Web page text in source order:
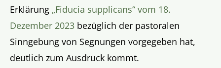
Erklärung „Fiducia supplicans“ vom 18.
Dezember 2023 bezüglich der pastoralen
Sinngebung von Segnungen vorgegeben hat,
deutlich zum Ausdruck kommt.